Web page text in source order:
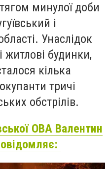
минулої доби
і
Унаслідок
житлові будинки,
кілька
тричі
обстрілів.
ОВА Валентин